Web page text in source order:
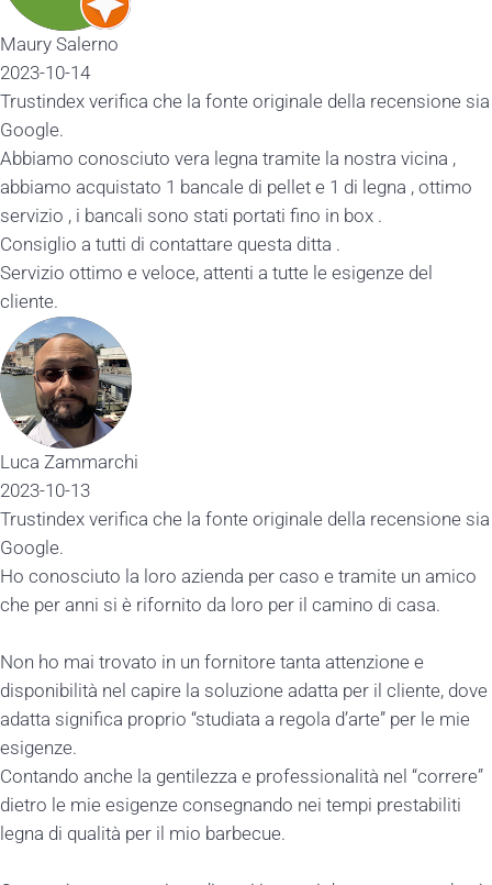
Maury Salerno
2023-10-14
Trustindex verifica che la fonte originale della recensione sia
Google.
Abbiamo conosciuto vera legna tramite la nostra vicina ,
abbiamo acquistato 1 bancale di pellet e 1 di legna , ottimo
servizio , i bancali sono stati portati fino in box .
Consiglio a tutti di contattare questa ditta .
Servizio ottimo e veloce, attenti a tutte le esigenze del
cliente.
Luca Zammarchi
2023-10-13
Trustindex verifica che la fonte originale della recensione sia
Google.
Ho conosciuto la loro azienda per caso e tramite un amico
che per anni si è rifornito da loro per il camino di casa.
Non ho mai trovato in un fornitore tanta attenzione e
disponibilità nel capire la soluzione adatta per il cliente, dove
adatta significa proprio “studiata a regola d’arte” per le mie
esigenze.
Contando anche la gentilezza e professionalità nel “correre”
dietro le mie esigenze consegnando nei tempi prestabiliti
legna di qualità per il mio barbecue.